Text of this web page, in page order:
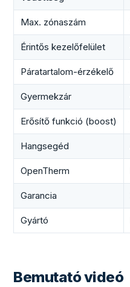
Max. zónaszám
Érintős kezelőfelület
Páratartalom-érzékelő
Gyermekzár
Erősítő funkció (boost)
Hangsegéd
OpenTherm
Garancia
Gyártó
Bemutató videó